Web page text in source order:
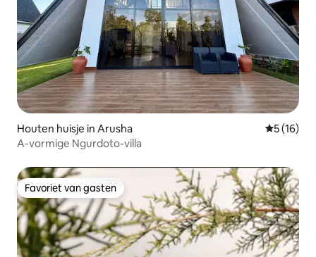
Houten huisje in Arusha
5 (16)
A-vormige Ngurdoto-villa
Favoriet van gasten
Favoriet van gasten